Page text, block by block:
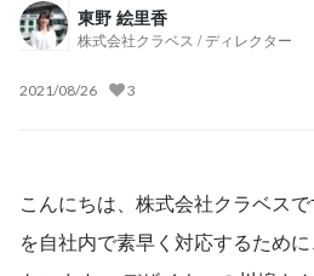
東野 絵里香
株式会社クラベス / ディレクター
2021/08/26 3
こんにちは、株式会社クラベス
を自社内で素早く対応するため